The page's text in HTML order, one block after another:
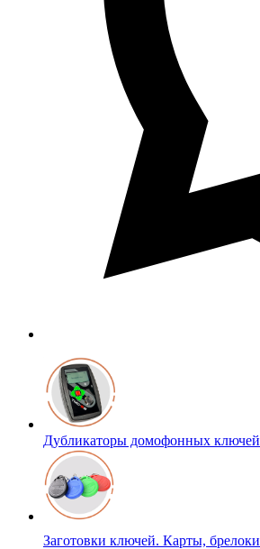
Дубликаторы домофонных ключей
Заготовки ключей. Карты, брелоки